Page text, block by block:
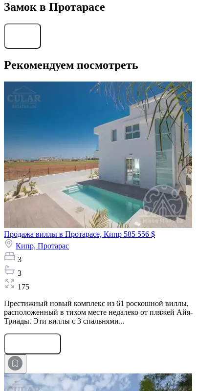
Замок в Протарасе
Рекомендуем посмотреть
Продажа виллы в Протарасе, Кипр 585 556 $
Кипр, Протарас
3
3
175
Престижный новый комплекс из 61 роскошной виллы,
расположенный в тихом месте недалеко от пляжей Айя-
Триады. Эти виллы с 3 спальнями...